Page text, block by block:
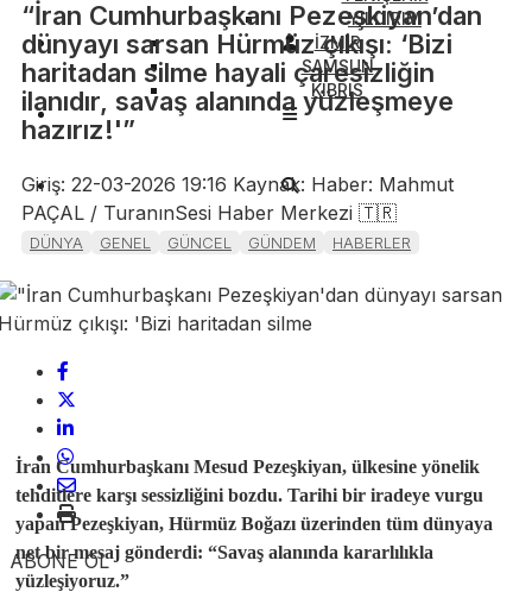
YILDIRIM
İZMİR
SAMSUN
KIBRIS
“İran Cumhurbaşkanı Pezeşkiyan’dan
dünyayı sarsan Hürmüz çıkışı: ‘Bizi
haritadan silme hayali çaresizliğin
ilanıdır, savaş alanında yüzleşmeye
hazırız!'”
Giriş: 22-03-2026 19:16 Kaynak: Haber: Mahmut
PAÇAL / TuranınSesi Haber Merkezi 🇹🇷
DÜNYA GENEL GÜNCEL GÜNDEM HABERLER
ABONE OL
İran Cumhurbaşkanı Mesud Pezeşkiyan, ülkesine yönelik
tehditlere karşı sessizliğini bozdu. Tarihi bir iradeye vurgu
yapan Pezeşkiyan, Hürmüz Boğazı üzerinden tüm dünyaya
net bir mesaj gönderdi: “Savaş alanında kararlılıkla
yüzleşiyoruz.”